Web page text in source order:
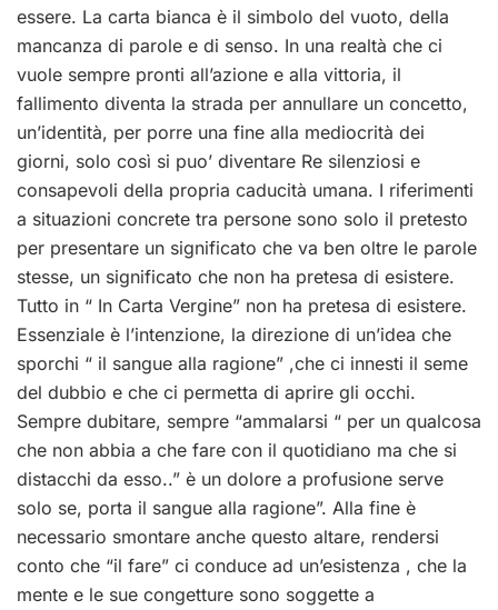
essere. La carta bianca è il simbolo del vuoto, della
mancanza di parole e di senso. In una realtà che ci
vuole sempre pronti all’azione e alla vittoria, il
fallimento diventa la strada per annullare un concetto,
un’identità, per porre una fine alla mediocrità dei
giorni, solo così si puo’ diventare Re silenziosi e
consapevoli della propria caducità umana. I riferimenti
a situazioni concrete tra persone sono solo il pretesto
per presentare un significato che va ben oltre le parole
stesse, un significato che non ha pretesa di esistere.
Tutto in “ In Carta Vergine” non ha pretesa di esistere.
Essenziale è l’intenzione, la direzione di un’idea che
sporchi “ il sangue alla ragione” ,che ci innesti il seme
del dubbio e che ci permetta di aprire gli occhi.
Sempre dubitare, sempre “ammalarsi “ per un qualcosa
che non abbia a che fare con il quotidiano ma che si
distacchi da esso..” è un dolore a profusione serve
solo se, porta il sangue alla ragione”. Alla fine è
necessario smontare anche questo altare, rendersi
conto che “il fare” ci conduce ad un’esistenza , che la
mente e le sue congetture sono soggette a